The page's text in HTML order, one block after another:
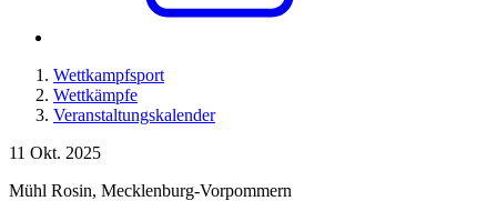
Wettkampfsport
Wettkämpfe
Veranstaltungskalender
11 Okt. 2025
Mühl Rosin, Mecklenburg-Vorpommern